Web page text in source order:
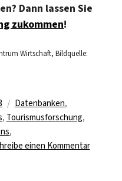
Dann lassen Sie
zukommen!
Wirtschaft, Bildquelle:
Kategorien
Datenbanken,
, Tourismusforschung,
,
einen Kommentarzu